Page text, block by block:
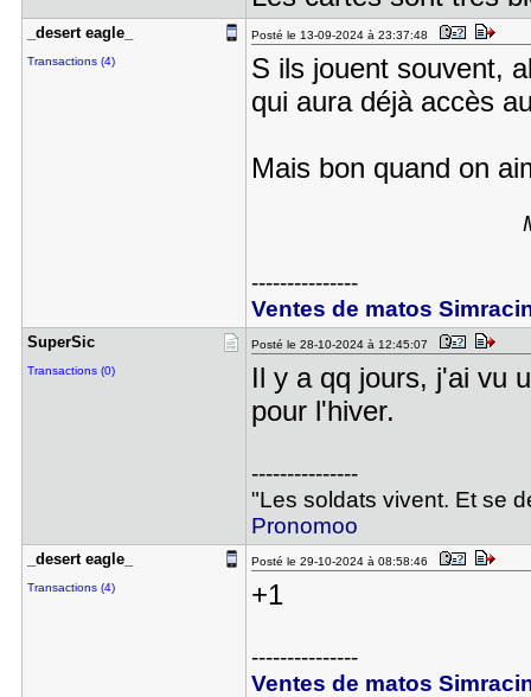
_desert ea​gle_
Transactions (4)
Posté le 13-09-2024 à 23:37:48
S ils jouent souvent,
qui aura déjà accès
Mais bon quand on
---------------
Ventes de matos
SuperSic
Transactions (0)
Posté le 28-10-2024 à 12:45:07
Il y a qq jours, j'ai vu
pour l'hiver.
---------------
"Les soldats vivent. Et se
Pronomoo
_desert ea​gle_
Transactions (4)
Posté le 29-10-2024 à 08:58:46
+1
---------------
Ventes de matos